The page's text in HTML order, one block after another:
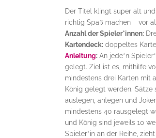
Der Titel klingt super alt
richtig Spaß machen – vor
Anzahl der Spieler*innen:
Kartendeck: doppeltes
Anleitung: An jede*n
gelegt. Ziel ist es, mithilfe
mindestens drei Karten mit
König gelegt werden.
auslegen, anlegen und
mindestens 40 rausgelegt
und König sind jeweils 10
Spieler*in an der Reihe,